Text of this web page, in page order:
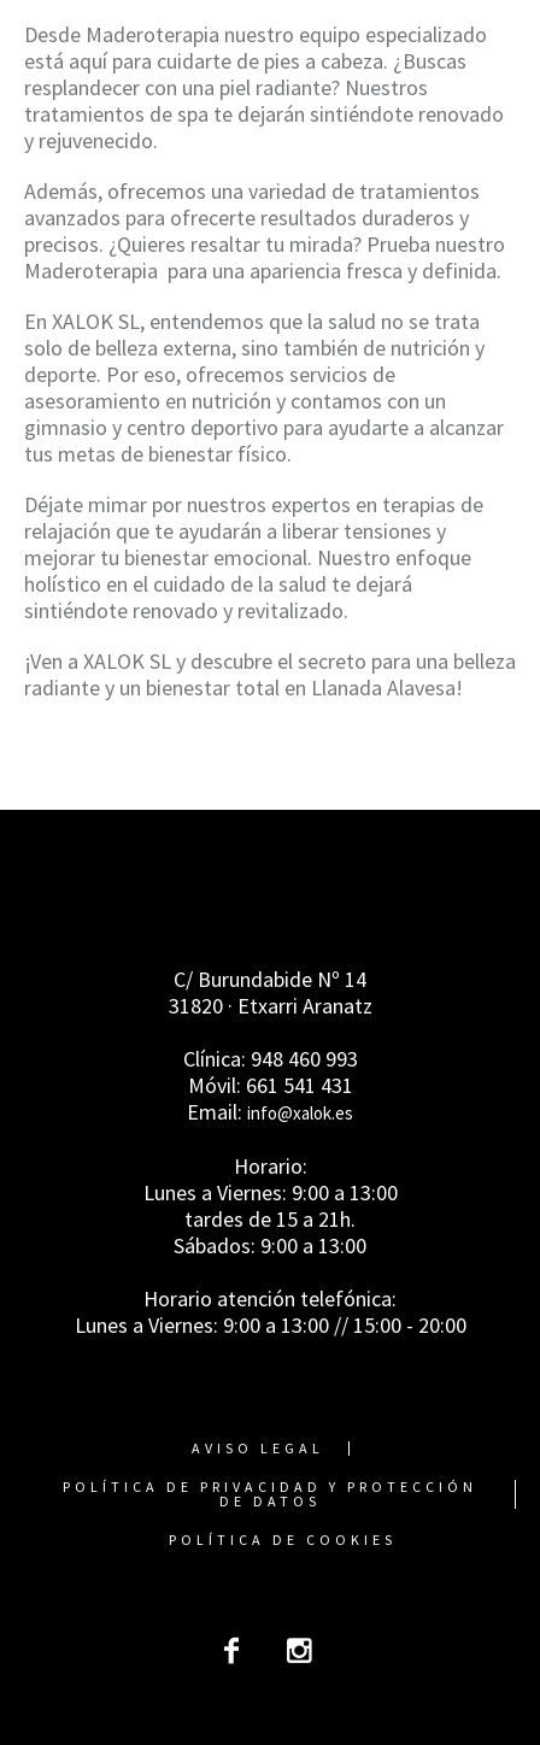
Desde Maderoterapia nuestro equipo especializado
está aquí para cuidarte de pies a cabeza. ¿Buscas
resplandecer con una piel radiante? Nuestros
tratamientos de spa te dejarán sintiéndote renovado
y rejuvenecido.
Además, ofrecemos una variedad de tratamientos
avanzados para ofrecerte resultados duraderos y
precisos. ¿Quieres resaltar tu mirada? Prueba nuestro
Maderoterapia para una apariencia fresca y definida.
En XALOK SL, entendemos que la salud no se trata
solo de belleza externa, sino también de nutrición y
deporte. Por eso, ofrecemos servicios de
asesoramiento en nutrición y contamos con un
gimnasio y centro deportivo para ayudarte a alcanzar
tus metas de bienestar físico.
Déjate mimar por nuestros expertos en terapias de
relajación que te ayudarán a liberar tensiones y
mejorar tu bienestar emocional. Nuestro enfoque
holístico en el cuidado de la salud te dejará
sintiéndote renovado y revitalizado.
¡Ven a XALOK SL y descubre el secreto para una belleza
radiante y un bienestar total en Llanada Alavesa!
C/ Burundabide Nº 14
31820 · Etxarri Aranatz
Clínica: 948 460 993
Móvil: 661 541 431
Email: info@xalok.es
Horario:
Lunes a Viernes: 9:00 a 13:00
tardes de 15 a 21h.
Sábados: 9:00 a 13:00
Horario atención telefónica:
Lunes a Viernes: 9:00 a 13:00 // 15:00 - 20:00
AVISO LEGAL
POLÍTICA DE PRIVACIDAD Y PROTECCIÓN
DE DATOS
POLÍTICA DE COOKIES